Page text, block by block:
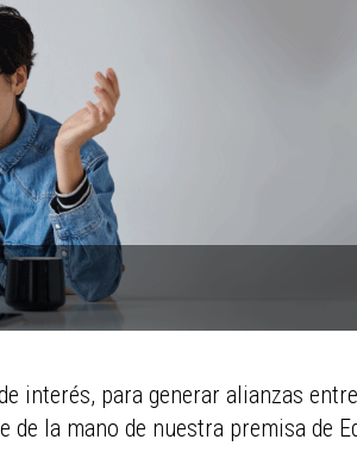
interés, para generar alianzas
la mano de nuestra premisa de